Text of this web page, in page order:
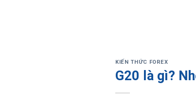
KIẾN THỨC FOREX
G20 là gì?